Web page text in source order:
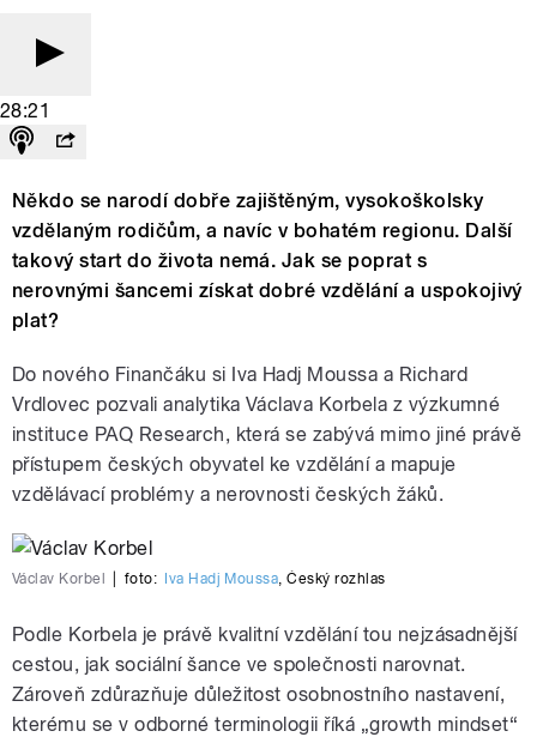
28:21
Někdo se narodí dobře zajištěným, vysokoškolsky
vzdělaným rodičům, a navíc v bohatém regionu. Další
takový start do života nemá. Jak se poprat s
nerovnými šancemi získat dobré vzdělání a uspokojivý
plat?
Do nového Finančáku si Iva Hadj Moussa a Richard
Vrdlovec pozvali analytika Václava Korbela z výzkumné
instituce PAQ Research, která se zabývá mimo jiné právě
přístupem českých obyvatel ke vzdělání a mapuje
vzdělávací problémy a nerovnosti českých žáků.
Václav Korbel foto: Iva Hadj Moussa ,Český rozhlas
Podle Korbela je právě kvalitní vzdělání tou nejzásadnější
cestou, jak sociální šance ve společnosti narovnat.
Zároveň zdůrazňuje důležitost osobnostního nastavení,
kterému se v odborné terminologii říká „growth mindset“